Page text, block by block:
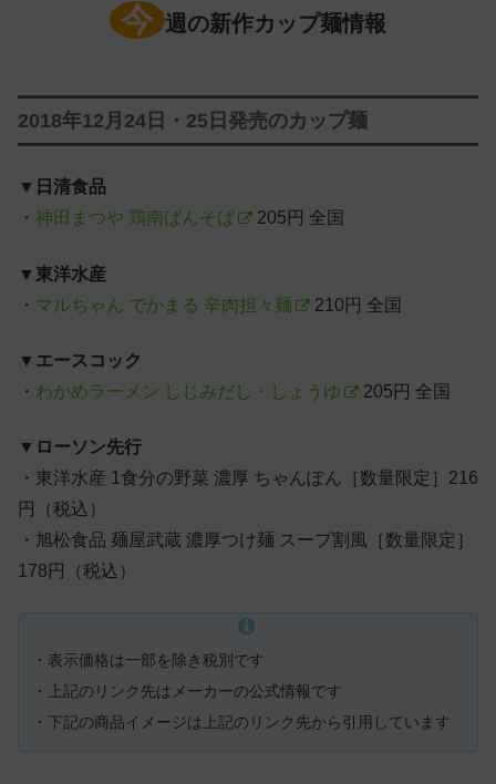
今 週の新作カップ麺情報
2018年12月24日・25日発売のカップ麺
▼ 日清食品
・ 神田まつや 鶏南ばんそば 205円 全国
▼ 東洋水産
・ マルちゃん でかまる 辛肉担々麺 210円 全国
▼ エースコック
・ わかめラーメン しじみだし・しょうゆ 205円 全国
▼ ローソン先行
・東洋水産 1食分の野菜 濃厚 ちゃんぽん［数量限定］216
円（税込）
・旭松食品 麺屋武蔵 濃厚つけ麺 スープ割風［数量限定］
178円（税込）
・表示価格は一部を除き税別です
・上記のリンク先はメーカーの公式情報です
・下記の商品イメージは上記のリンク先から引用しています